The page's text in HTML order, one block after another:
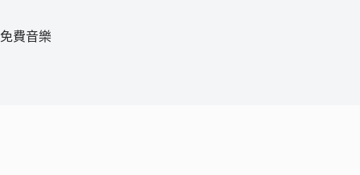
免費音樂